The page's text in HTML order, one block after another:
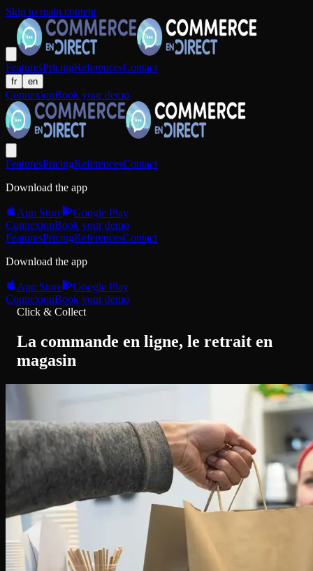
Skip to main content
FeaturesPricingReferencesContact
fr en
ConnexionBook your demo
FeaturesPricingReferencesContact
Download the app
App Store
Google Play
ConnexionBook your demo
FeaturesPricingReferencesContact
Download the app
App Store
Google Play
ConnexionBook your demo
Click & Collect
La commande en ligne, le retrait en
magasin